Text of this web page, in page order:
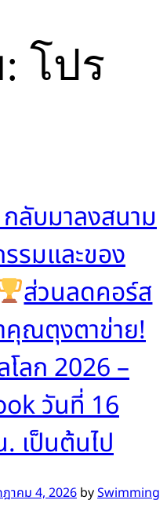
โปร
ลับมาลงสนาม
รมและของ
ส่วนลดคอร์ส
คุณตุงตาข่าย!
ลก 2026 –
วันที่ 16
เป็นต้นไป
าคม 4, 2026 bySwimming